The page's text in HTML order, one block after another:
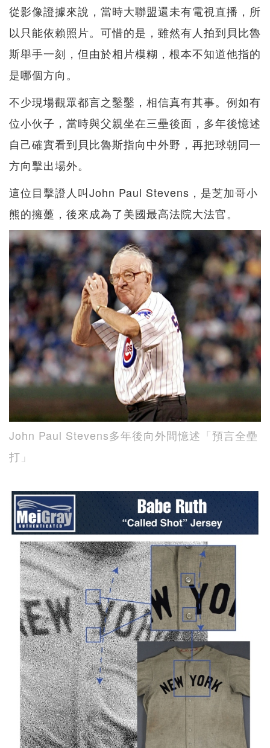
從影像證據來說，當時大聯盟還未有電視直播，所
以只能依賴照片。可惜的是，雖然有人拍到貝比魯
斯舉手一刻，但由於相片模糊，根本不知道他指的
是哪個方向。
不少現場觀眾都言之鑿鑿，相信真有其事。例如有
位小伙子，當時與父親坐在三壘後面，多年後憶述
自己確實看到貝比魯斯指向中外野，再把球朝同一
方向擊出場外。
這位目擊證人叫John Paul Stevens，是芝加哥小
熊的擁躉，後來成為了美國最高法院大法官。
John Paul Stevens多年後向外間憶述「預言全壘
打」